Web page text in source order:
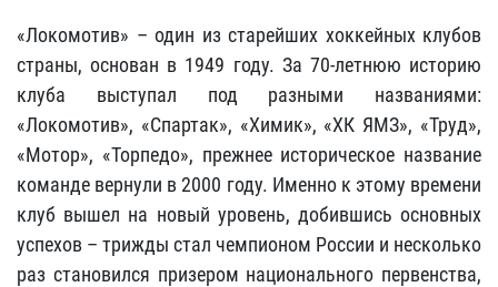
«Локомотив» – один из старейших хоккейных клубов
страны, основан в 1949 году. За 70-летнюю историю
клуба выступал под разными названиями:
«Локомотив», «Спартак», «Химик», «ХК ЯМЗ», «Труд»,
«Мотор», «Торпедо», прежнее историческое название
команде вернули в 2000 году. Именно к этому времени
клуб вышел на новый уровень, добившись основных
успехов – трижды стал чемпионом России и несколько
раз становился призером национального первенства,